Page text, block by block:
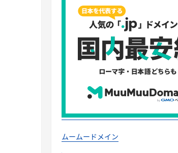
ムームードメイン